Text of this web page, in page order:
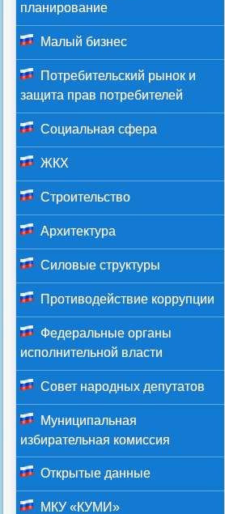
планирование
Малый бизнес
Потребительский рынок и
защита прав потребителей
Социальная сфера
ЖКХ
Строительство
Архитектура
Силовые структуры
Противодействие коррупции
Федеральные органы
исполнительной власти
Совет народных депутатов
Муниципальная
избирательная комиссия
Открытые данные
МКУ «КУМИ»